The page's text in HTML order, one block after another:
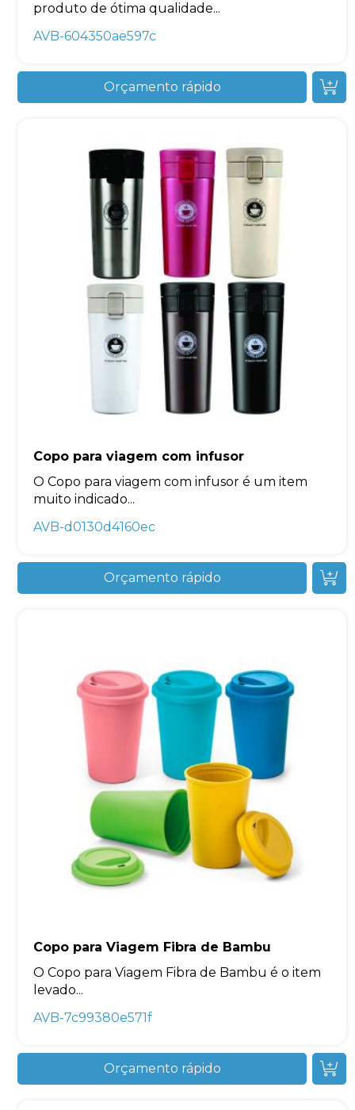
produto de ótima qualidade...
AVB-604350ae597c
Orçamento rápido
Copo para viagem com infusor
O Copo para viagem com infusor é um item
muito indicado...
AVB-d0130d4160ec
Orçamento rápido
Copo para Viagem Fibra de Bambu
O Copo para Viagem Fibra de Bambu é o item
levado...
AVB-7c99380e571f
Orçamento rápido